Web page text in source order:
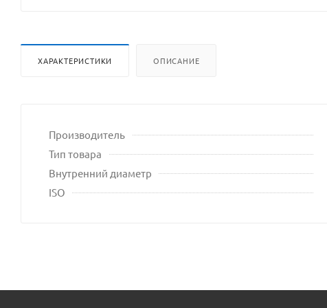
ХАРАКТЕРИСТИКИ ОПИСАНИЕ
Производитель
Тип товара
Внутренний диаметр
ISO